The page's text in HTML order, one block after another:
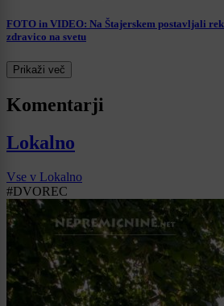
FOTO in VIDEO: Na Štajerskem postavljali
zdravico na svetu
Prikaži več
Komentarji
Lokalno
Vse v Lokalno
#DVOREC